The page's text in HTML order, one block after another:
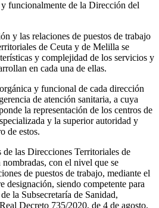
funcionalmente de la Dirección del
y las relaciones de puestos de trabajo
de Ceuta y de Melilla se
y complejidad de los servicios y
en cada una de ellas.
y funcional de cada dirección
de atención sanitaria, a cuya
la representación de los centros de
y la superior autoridad y
de estos.
de las Direcciones Territoriales de
con el nivel que se
de puestos de trabajo, mediante el
designación, siendo competente para
la Subsecretaría de Sanidad,
Decreto 735/2020, de 4 de agosto.